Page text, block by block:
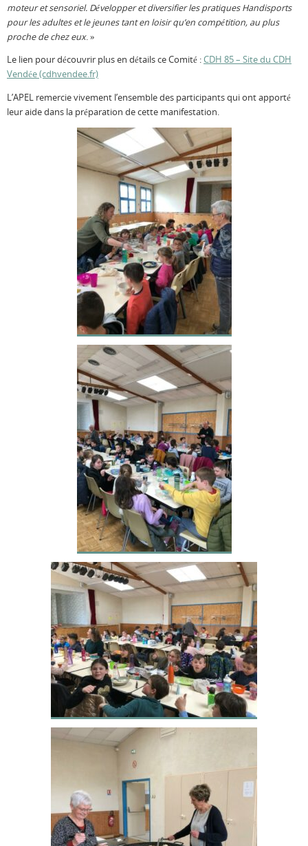
moteur et sensoriel. Développer et diversifier les pratiques Handisports
pour les adultes et le jeunes tant en loisir qu’en compétition, au plus
proche de chez eux. »
Le lien pour découvrir plus en détails ce Comité :CDH 85 – Site du CDH
Vendée (cdhvendee.fr)
L’APEL remercie vivement l’ensemble des participants qui ont apporté
leur aide dans la préparation de cette manifestation.